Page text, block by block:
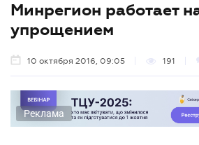
Минрегион работает
упрощением
10 октября 2016, 09:05 191
Реклама